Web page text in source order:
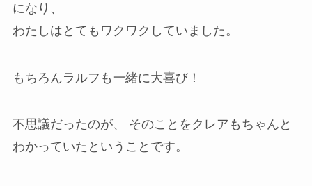
になり、
わたしはとてもワクワクしていました。
もちろんラルフも一緒に大喜び！
不思議だったのが、 そのことをクレアもちゃんと
わかっていたということです。